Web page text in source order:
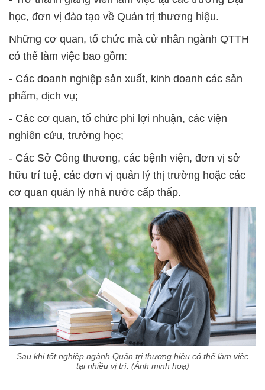
học, đơn vị đào tạo về Quản trị thương hiệu.
Những cơ quan, tổ chức mà cử nhân ngành QTTH
có thể làm việc bao gồm:
- Các doanh nghiệp sản xuất, kinh doanh các sản
phẩm, dịch vụ;
- Các cơ quan, tổ chức phi lợi nhuận, các viện
nghiên cứu, trường học;
- Các Sở Công thương, các bệnh viện, đơn vị sở
hữu trí tuệ, các đơn vị quản lý thị trường hoặc các
cơ quan quản lý nhà nước cấp thấp.
Sau khi tốt nghiệp ngành Quản trị thương hiệu có thể làm việc
tại nhiều vị trí. (Ảnh minh hoạ)